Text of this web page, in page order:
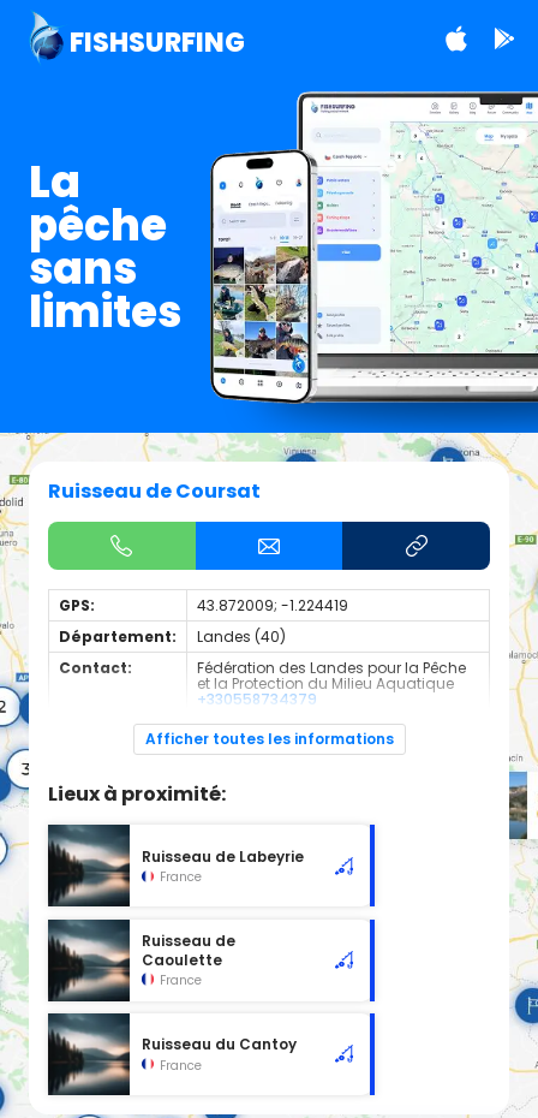
FISHSURFING
La
pêche
sans
limites
Ruisseau de Coursat
GPS:
43.872009; -1.224419
Département:
Landes (40)
Contact:
Fédération des Landes pour la Pêche
et la Protection du Milieu Aquatique
+330558734379
Espèces de
Truite Fario
catégorie piscicole à cet emplacement.
Afficher toutes les informations
Lieux à proximité:
Ruisseau de Labeyrie
France
Ruisseau de
Caoulette
France
Ruisseau du Cantoy
France